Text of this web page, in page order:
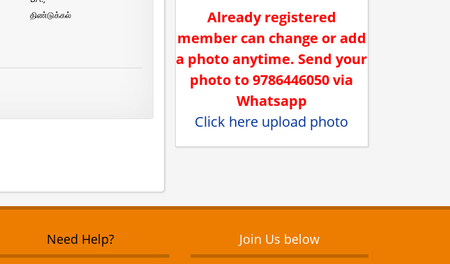
திண்டுக்கல்
Already registered
member can change or add
a photo anytime. Send your
photo to 9786446050 via
Whatsapp
Click here upload photo
Need Help? Join Us below